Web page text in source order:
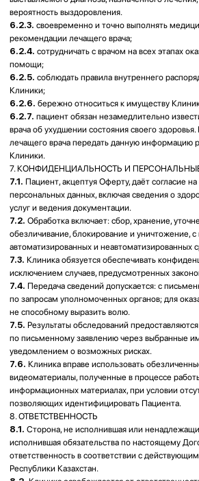
Медициналық қызметтерді ақылы
негізде көрсету туралы шарт
жасасуға арналған жария оферта
«V-ent» ЛОР орталығы» ЖШС
Алматы қ. 2025 ж.
10.3.Клиника вправе вносить изменения в настоящую Оферту и
прейскурант услуг в одностороннем порядке. Все изменения
силу с момента их опубликования в Клинике и/или на официальном
10.4.Обращение Пациента за медицинской услугой после внесения
изменений в настоящую Оферту рассматривается как согласие
10.5.В случаях, не урегулированных настоящей Офертой, Стороны
руководствуются действующим законодательством Республики
Казахстан.
языках.
11. РЕКВИЗИТЫ СТОРОН
Стороны безоговорочно соглашаются, что реквизитами
следует считать информацию, указанную им при записи на прием к
врачу.
11.2.Реквизиты Клиники:
Банковские реквизиты:
БИН: 170240028015
Банк: АО "Kaspi Bank”
БИК: CASPKZKA
Юр.Адрес: 050043 г. Алматы, Микрорайон Казахфильм, 34А
Факт.Адрес: 050062 г. Алматы, ул. Навои, 58
1. ЖАЛПЫ ЕРЕЖЕЛЕР
1.1.Осы жария оферта (бұдан әрі – «Оферта») «V-ent» ЛОР
ЖШС (бұдан әрі – «Клиника») тарапынан әрекет қабілетті жеке
тұлғаларға, сондай-ақ Қазақстан Республикасының заңнамасында
көзделген жағдайларда олардың атынан және мүддесі үшін әрекет
ететін заңды өкілдеріне (бұдан әрі бірге – «Пациент») ақылы